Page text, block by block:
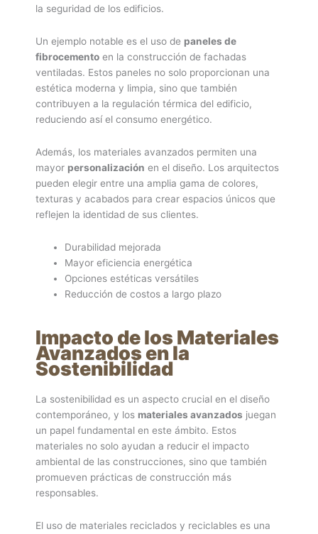
la seguridad de los edificios.
Un ejemplo notable es el uso de paneles de
fibrocemento en la construcción de fachadas
ventiladas. Estos paneles no solo proporcionan una
estética moderna y limpia, sino que también
contribuyen a la regulación térmica del edificio,
reduciendo así el consumo energético.
Además, los materiales avanzados permiten una
mayor personalización en el diseño. Los arquitectos
pueden elegir entre una amplia gama de colores,
texturas y acabados para crear espacios únicos que
reflejen la identidad de sus clientes.
Durabilidad mejorada
Mayor eficiencia energética
Opciones estéticas versátiles
Reducción de costos a largo plazo
Impacto de los Materiales
Avanzados en la
Sostenibilidad
La sostenibilidad es un aspecto crucial en el diseño
contemporáneo, y los materiales avanzados juegan
un papel fundamental en este ámbito. Estos
materiales no solo ayudan a reducir el impacto
ambiental de las construcciones, sino que también
promueven prácticas de construcción más
responsables.
El uso de materiales reciclados y reciclables es una